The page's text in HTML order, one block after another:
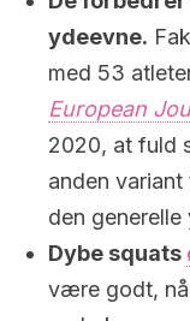
ydeevne.
med 53
European
2020, at fuld
anden
den generelle
Dybe squats
være godt,